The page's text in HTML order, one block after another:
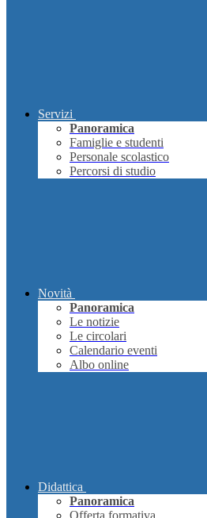
Servizi
Panoramica
Famiglie e studenti
Personale scolastico
Percorsi di studio
Novità
Panoramica
Le notizie
Le circolari
Calendario eventi
Albo online
Didattica
Panoramica